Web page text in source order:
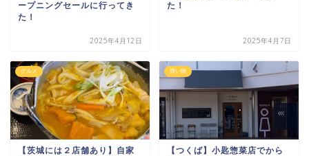
ープニングセールに行ってき
た！
2025年4月12日
た！
2025年4月7日
グルメ
【茨城には２店舗あり】自家
買い物
【つくば】小匙惣菜店でから